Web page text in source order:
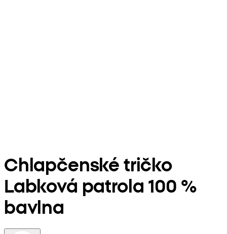
Chlapčenské tričko
Labková patrola 100 %
bavlna